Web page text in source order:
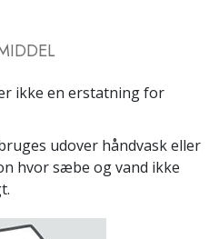
ikke en erstatning for
udover håndvask eller
hvor sæbe og vand ikke